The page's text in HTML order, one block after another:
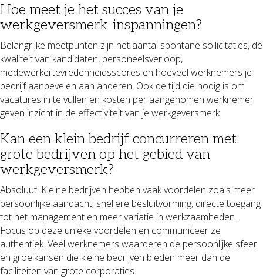
Hoe meet je het succes van je
werkgeversmerk-inspanningen?
Belangrijke meetpunten zijn het aantal spontane sollicitaties, de
kwaliteit van kandidaten, personeelsverloop,
medewerkertevredenheidsscores en hoeveel werknemers je
bedrijf aanbevelen aan anderen. Ook de tijd die nodig is om
vacatures in te vullen en kosten per aangenomen werknemer
geven inzicht in de effectiviteit van je werkgeversmerk.
Kan een klein bedrijf concurreren met
grote bedrijven op het gebied van
werkgeversmerk?
Absoluut! Kleine bedrijven hebben vaak voordelen zoals meer
persoonlijke aandacht, snellere besluitvorming, directe toegang
tot het management en meer variatie in werkzaamheden.
Focus op deze unieke voordelen en communiceer ze
authentiek. Veel werknemers waarderen de persoonlijke sfeer
en groeikansen die kleine bedrijven bieden meer dan de
faciliteiten van grote corporaties.